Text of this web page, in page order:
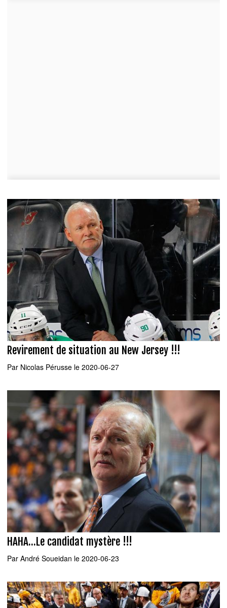
Revirement de situation au New Jersey !!!
Par Nicolas Pérusse le 2020-06-27
HAHA...Le candidat mystère !!!
Par André Soueidan le 2020-06-23